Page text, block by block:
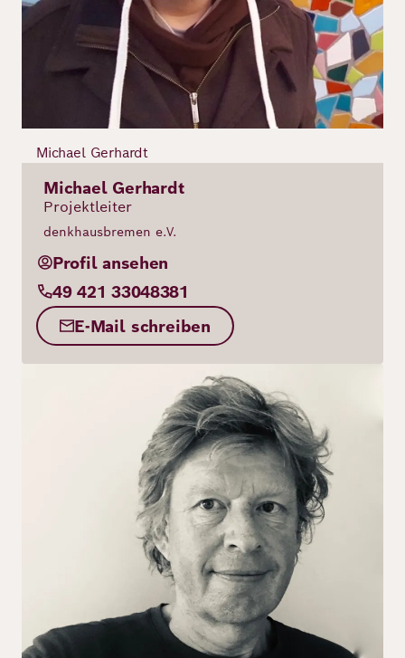
Michael Gerhardt
Michael Gerhardt
Projektleiter
denkhausbremen e.V.
Profil ansehen
49 421 33048381
E-Mail schreiben